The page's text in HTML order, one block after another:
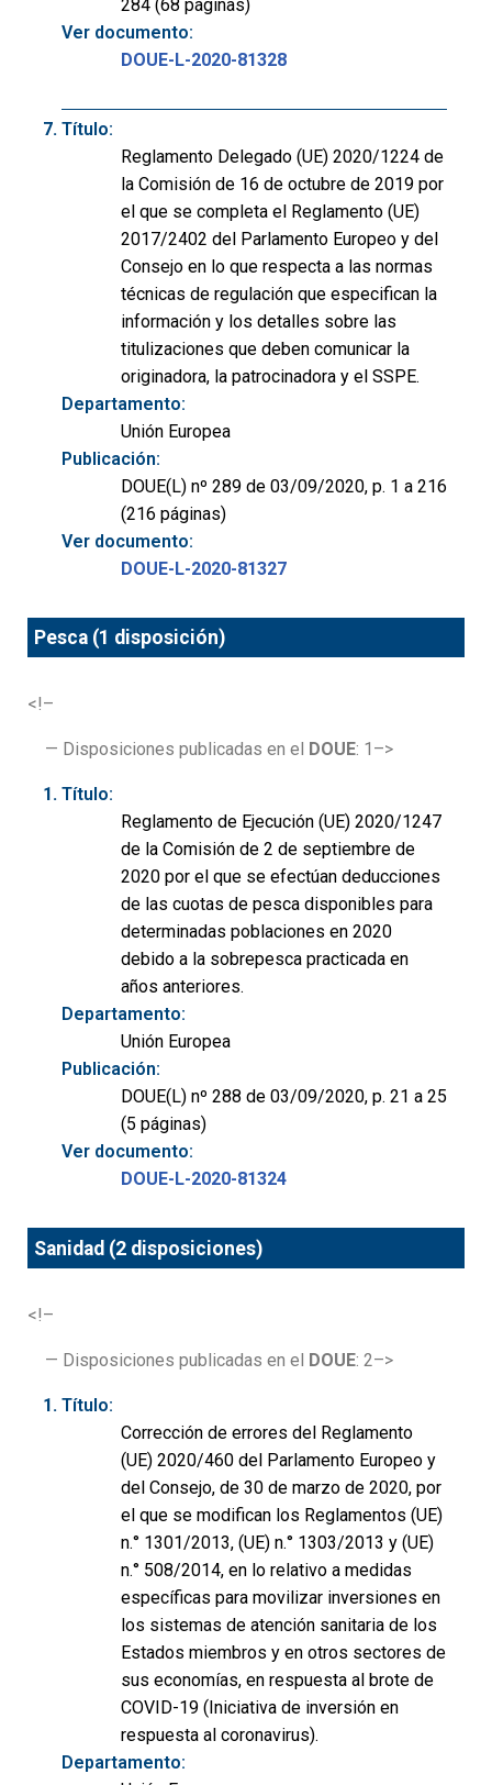
284 (68 páginas)
Ver documento:
DOUE-L-2020-81328
Título:
Reglamento Delegado (UE) 2020/1224 de
la Comisión de 16 de octubre de 2019 por
el que se completa el Reglamento (UE)
2017/2402 del Parlamento Europeo y del
Consejo en lo que respecta a las normas
técnicas de regulación que especifican la
información y los detalles sobre las
titulizaciones que deben comunicar la
originadora, la patrocinadora y el SSPE.
Departamento:
Unión Europea
Publicación:
DOUE(L) nº 289 de 03/09/2020, p. 1 a 216
(216 páginas)
Ver documento:
DOUE-L-2020-81327
Pesca (1 disposición)
<!–
— Disposiciones publicadas en el DOUE: 1–>
Título:
Reglamento de Ejecución (UE) 2020/1247
de la Comisión de 2 de septiembre de
2020 por el que se efectúan deducciones
de las cuotas de pesca disponibles para
determinadas poblaciones en 2020
debido a la sobrepesca practicada en
años anteriores.
Departamento:
Unión Europea
Publicación:
DOUE(L) nº 288 de 03/09/2020, p. 21 a 25
(5 páginas)
Ver documento:
DOUE-L-2020-81324
Sanidad (2 disposiciones)
<!–
— Disposiciones publicadas en el DOUE: 2–>
Título:
Corrección de errores del Reglamento
(UE) 2020/460 del Parlamento Europeo y
del Consejo, de 30 de marzo de 2020, por
el que se modifican los Reglamentos (UE)
n.° 1301/2013, (UE) n.° 1303/2013 y (UE)
n.° 508/2014, en lo relativo a medidas
específicas para movilizar inversiones en
los sistemas de atención sanitaria de los
Estados miembros y en otros sectores de
sus economías, en respuesta al brote de
COVID-19 (Iniciativa de inversión en
respuesta al coronavirus).
Departamento: